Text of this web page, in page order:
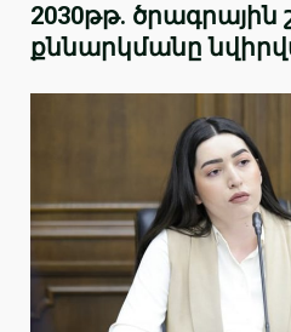
2030թթ.
քննարկմանը